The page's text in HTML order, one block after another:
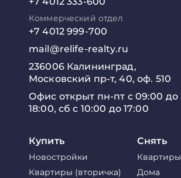
Коммерческий отдел
+7 4012 999-700
mail@relife-realty.ru
236006 Калининград,
Московский пр-т, 40, оф. 510
Офис открыт пн-пт с 09:00 до
18:00, сб с 10:00 до 17:00
Купить
Новостройки
Квартиры (вторичка)
Снять
Квартиры
Дома